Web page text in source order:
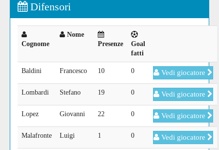
Difensori
Cognome
Nome
Presenze
Goal
fatti
Baldini Francesco 10 0 Vedi giocatore
Lombardi Stefano 19 0 Vedi giocatore
Lopez Giovanni 22 0 Vedi giocatore
Malafronte Luigi 1 0 Vedi giocatore